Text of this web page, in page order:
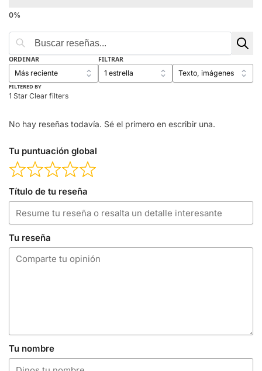
ORDENAR FILTRAR
FILTERED BY
1 Star Clear filters
No hay reseñas todavía. Sé el primero en escribir una.
Tu puntuación global
Título de tu reseña
Tu reseña
Tu nombre